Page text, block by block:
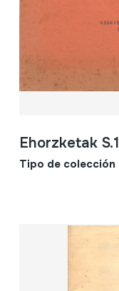
Ehorzketak S.1
Tipo de colección